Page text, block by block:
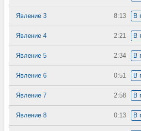
8:13 В
Явление 3
2:21 В
Явление 4
2:34 В
Явление 5
0:51 В
Явление 6
2:58 В
Явление 7
0:13 В
Явление 8